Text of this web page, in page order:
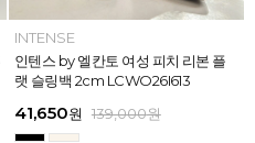
MAZZ
마쯔 by 엘칸토 여성 와이드 위빙 크
로스 컴포트 뮬 3.5cm LCWW62M6
45,900원 159,000원
INTENSE
인텐스 by 엘칸토 여성 피치 리본 플
랫 슬링백 2cm LCWO26I613
41,650원 139,000원
INTENSE
인텐스 by 엘칸토 여성 피치 리본 더
블 스트랩 메리제인 2cm LCWD97I6
45,900원 159,000원
MAZZ
마쯔 by 엘칸토 여성 별자수 어글리
스니커즈 3.5cm LCWS04M613
39,900원 169,000원
MAZZ
마쯔 by 엘칸토 여성 와이드 위빙 크
로스 컴포트 뮬 3.5cm LCWW62M6
45,900원 159,000원
INTENSE
인텐스 by 엘칸토 여성 피치 리본 플
랫 슬링백 2cm LCWO26I613
41,650원 139,000원